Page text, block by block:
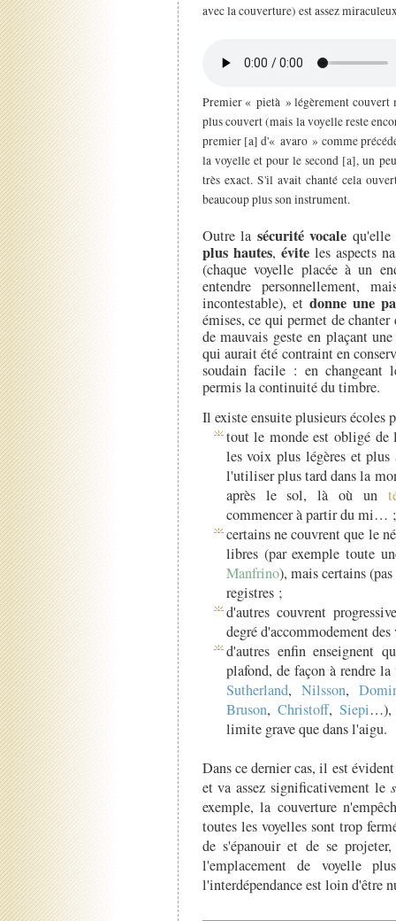
avec la couverture) est assez
Premier « pietà » légèrement couvert
plus couvert (mais la voyelle reste
premier [a] d'« avaro » comme
la voyelle et pour le second [a], un
très exact. S'il avait chanté cela
beaucoup plus son instrument.
Outre la sécurité vocale qu'elle
plus hautes, éviteles aspects
(chaque voyelle placée à un
entendre personnellement,
incontestable), et donne une
émises, ce qui permet de
de mauvais geste en plaçant
qui aurait été contraint en
soudain facile : en changeant
permis la continuité du timbre.
Il existe ensuite plusieurs écoles
tout le monde est obligé
les voix plus légères et plus
l'utiliser plus tard dans la
après le sol, là où un
commencer à partir du mi… ;
certains ne couvrent que le
libres (par exemple toute
Manfrino), mais certains
registres ;
d'autres couvrent
degré d'accommodement
d'autres enfin enseignent
plafond, de façon à rendre
Sutherland, Nilsson,
Bruson, Christoff, Siepi…),
limite grave que dans l'aigu.
Dans ce dernier cas, il est
et va assez significativement le
exemple, la couverture
toutes les voyelles sont trop
de s'épanouir et de se
l'emplacement de voyelle
l'interdépendance est loin d'être